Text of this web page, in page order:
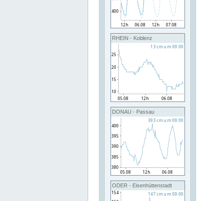
RHEIN - Koblenz
DONAU - Passau
ODER - Eisenhüttenstadt